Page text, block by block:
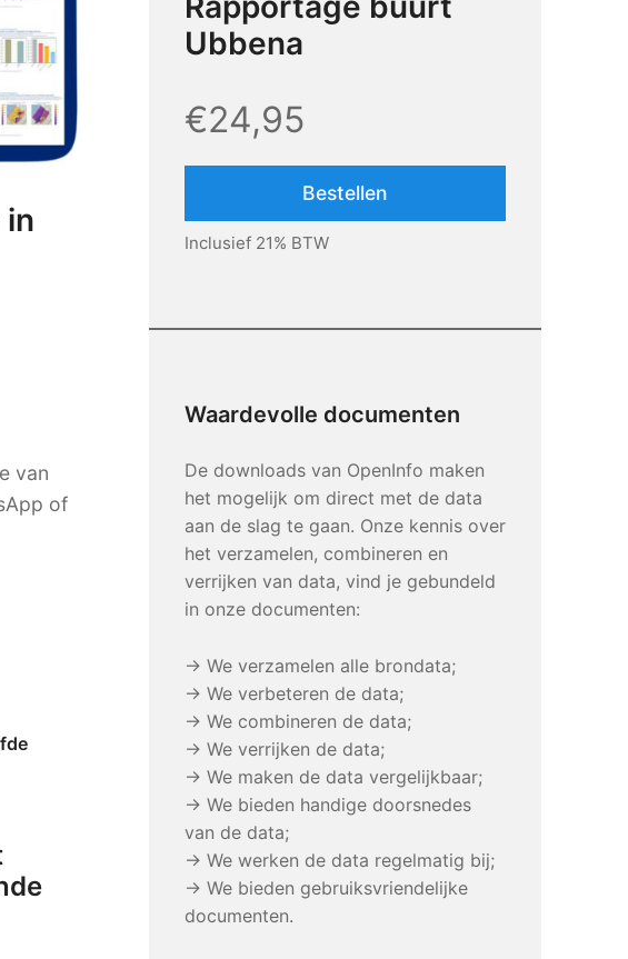
in
van
of
Ubbena
€24,95
Bestellen
Inclusief 21% BTW
Waardevolle documenten
De downloads van OpenInfo maken
het mogelijk om direct met de data
aan de slag te gaan. Onze kennis over
het verzamelen, combineren en
verrijken van data, vind je gebundeld
in onze documenten:
→ We verzamelen alle brondata;
→ We verbeteren de data;
→ We combineren de data;
→ We verrijken de data;
→ We maken de data vergelijkbaar;
→ We bieden handige doorsnedes
van de data;
→ We werken de data regelmatig bij;
→ We bieden gebruiksvriendelijke
documenten.